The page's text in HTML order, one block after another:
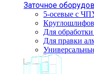
Заточное
5-осевые с
Для
Для правки